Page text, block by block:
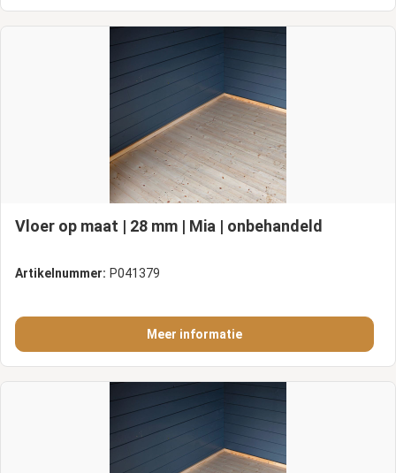
Vloer op maat | 28 mm | Mia | onbehandeld
Artikelnummer: P041379
Meer informatie